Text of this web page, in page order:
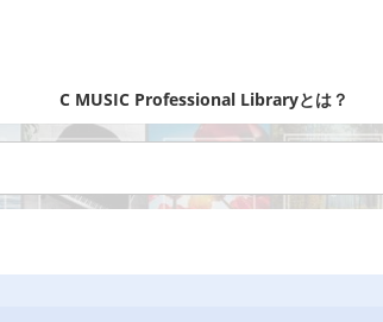
C MUSIC Professional Libraryとは？